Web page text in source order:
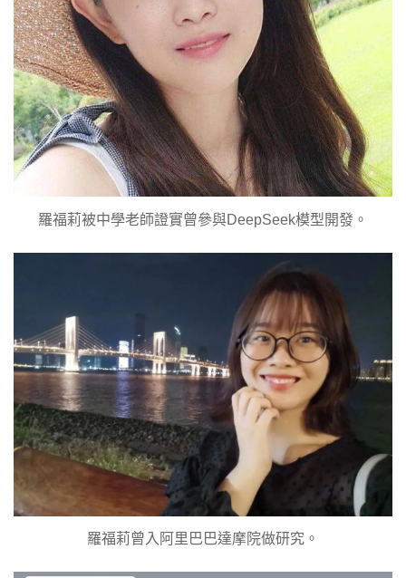
羅福莉被中學老師證實曾參與DeepSeek模型開發。
羅福莉曾入阿里巴巴達摩院做研究。